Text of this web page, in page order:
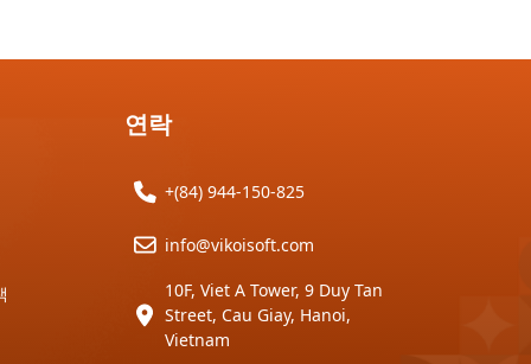
연락
+(84) 944-150-825
info@vikoisoft.com
10F, Viet A Tower, 9 Duy Tan
Street, Cau Giay, Hanoi,
Vietnam